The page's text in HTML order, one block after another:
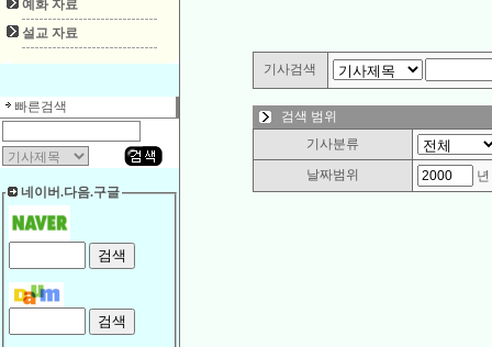
예화 자료
설교 자료
빠른검색
네이버.다음.구글
기사검색
검색 범위
기사분류
날짜범위